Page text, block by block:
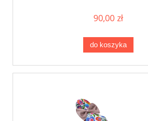
90,00 zł
do koszyka